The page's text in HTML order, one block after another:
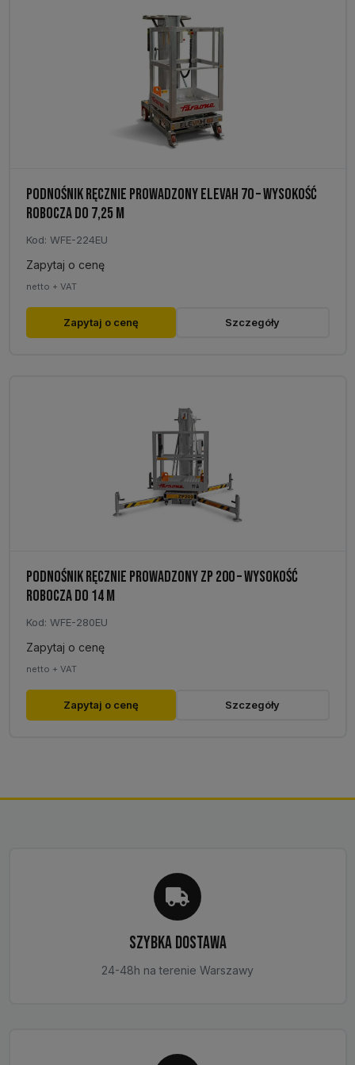
PODNOŚNIK RĘCZNIE PROWADZONY ELEVAH 70 – WYSOKOŚĆ
ROBOCZA DO 7,25 M
Kod: WFE-224EU
Zapytaj o cenę
netto + VAT
Zapytaj o cenę Szczegóły
PODNOŚNIK RĘCZNIE PROWADZONY ZP 200 – WYSOKOŚĆ
ROBOCZA DO 14 M
Kod: WFE-280EU
Zapytaj o cenę
netto + VAT
Zapytaj o cenę Szczegóły
SZYBKA DOSTAWA
24-48h na terenie Warszawy